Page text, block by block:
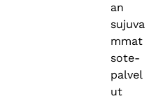
an
sujuva
mmat
sote-
palvel
ut